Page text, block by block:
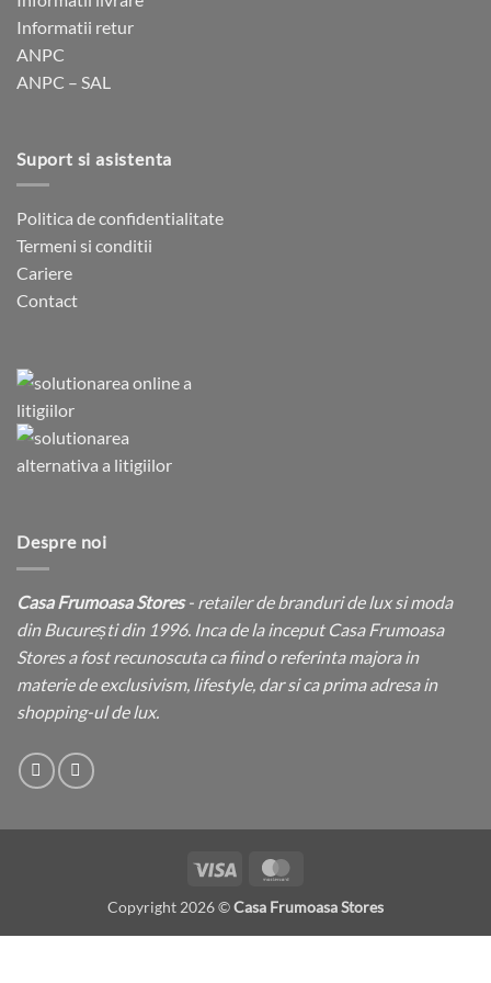
Informatii retur
ANPC
ANPC – SAL
Suport si asistenta
Politica de confidentialitate
Termeni si conditii
Cariere
Contact
Despre noi
Casa Frumoasa Stores- retailer de branduri de lux si moda
din București din 1996. Inca de la inceput Casa Frumoasa
Stores a fost recunoscuta ca fiind o referinta majora in
materie de exclusivism, lifestyle, dar si ca prima adresa in
shopping-ul de lux.
Visa
Copyright 2026 ©Casa Frumoasa Stores